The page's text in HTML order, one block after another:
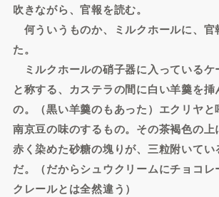
吹きながら、官報を読む。
何ういうものか、ミルクホールに、官
た。
ミルクホールの硝子器に入っているケ
と称する、カステラの間に白い羊羹を
の。（黒い羊羹のもあった）エクリヤと
南京豆の味のするもの。その茶褐色の上
赤く染めた砂糖の塊りが、三粒附いてい
だ。（だからシュウクリームにチョコ
クレールとは全然違う）